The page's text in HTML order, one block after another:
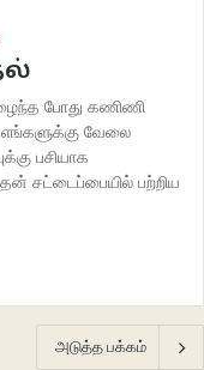
போது கணிணி
எங்களுக்கு வேலை
பசியாக
சட்டைப்பையில் பற்றிய
அடுத்த பக்கம்